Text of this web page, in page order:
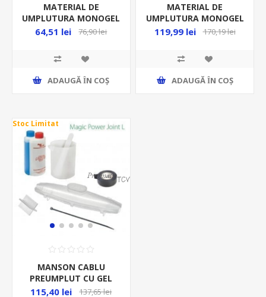
MATERIAL DE
UMPLUTURA MONOGEL
350ML/BUC
64,51 lei 76,90 lei
ADAUGĂ ȊN COŞ
MATERIAL DE
UMPLUTURA MONOGEL
800ML/BUC
119,99 lei 170,19 lei
ADAUGĂ ȊN COŞ
Stoc Limitat
MANSON CABLU
PREUMPLUT CU GEL
MAX 4* 25MMP 1KV
115,40 lei 137,65 lei